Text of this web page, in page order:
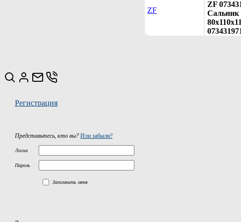
ZF
ZF
Сальник
Регистрация
Представьтесь, кто вы? Или забыли?
Логин
Пароль
Запомнить меня